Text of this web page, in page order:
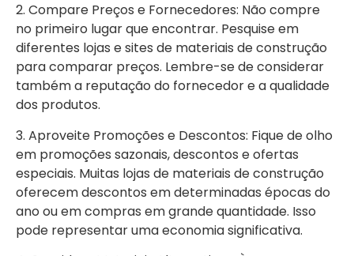
2. Compare Preços e Fornecedores: Não compre
no primeiro lugar que encontrar. Pesquise em
diferentes lojas e sites de materiais de construção
para comparar preços. Lembre-se de considerar
também a reputação do fornecedor e a qualidade
dos produtos.
3. Aproveite Promoções e Descontos: Fique de olho
em promoções sazonais, descontos e ofertas
especiais. Muitas lojas de materiais de construção
oferecem descontos em determinadas épocas do
ano ou em compras em grande quantidade. Isso
pode representar uma economia significativa.